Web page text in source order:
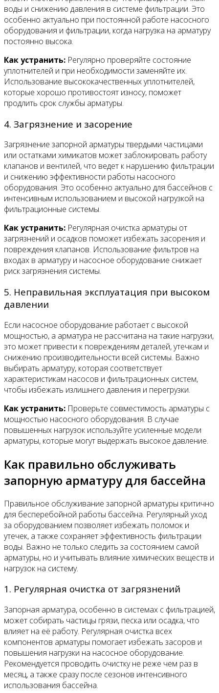
воды и снижению давления в системе фильтрации. Это
особенно актуально при постоянной работе насосного
оборудования и фильтрации, когда нагрузка на арматуру
постоянно высока.
Как устранить: Регулярно проверяйте состояние
уплотнителей и при необходимости заменяйте их.
Использование высококачественных уплотнителей,
которые хорошо противостоят износу, поможет
продлить срок службы арматуры.
4. Загрязнение и засорение
Загрязнение запорной арматуры твердыми частицами
или остатками химикатов может заблокировать работу
клапанов и вентилей, что ведет к нарушению фильтрации
и снижению эффективности работы насосного
оборудования. Это особенно актуально для бассейнов с
интенсивным использованием и высокой нагрузкой на
фильтрационные системы.
Как устранить: Регулярная очистка арматуры от
загрязнений и осадков поможет избежать засорения и
повреждения клапанов. Использование фильтров на
входах в арматуру и насосное оборудование снижает
риск загрязнения системы.
5. Неправильная эксплуатация при высоком
давлении
Если насосное оборудование работает с высокой
мощностью, а арматура не рассчитана на такие нагрузки,
это может привести к повреждениям деталей, утечкам и
снижению производительности всей системы. Важно
выбирать арматуру, которая соответствует
характеристикам насосов и фильтрационных систем,
чтобы избежать излишнего давления и перегрузки.
Как устранить: Проверьте совместимость арматуры с
мощностью насосного оборудования. В случае
повышенных нагрузок используйте усиленные модели
арматуры, которые могут выдержать высокое давление.
Как правильно обслуживать
запорную арматуру для бассейна
Правильное обслуживание запорной арматуры критично
для бесперебойной работы бассейна. Регулярный уход
за оборудованием позволяет избежать поломок и
утечек, а также сохраняет эффективность фильтрации
воды. Важно не только следить за состоянием самой
арматуры, но и учитывать влияние химических веществ и
нагрузок на систему.
1. Регулярная очистка от загрязнений
Запорная арматура, особенно в системах с фильтрацией,
может собирать частицы грязи, песка или осадка, что
влияет на её работу. Регулярная очистка всех
компонентов арматуры помогает избежать засоров и
повышения нагрузки на насосное оборудование.
Рекомендуется проводить очистку не реже чем раз в
месяц, а также сразу после сезонов интенсивного
использования бассейна.